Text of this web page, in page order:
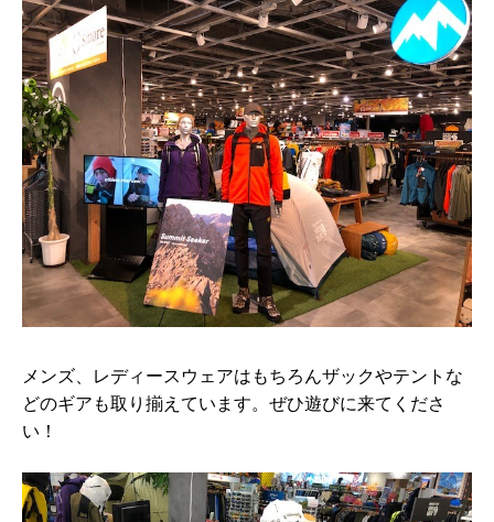
メンズ、レディースウェアはもちろんザックやテントな
どのギアも取り揃えています。ぜひ遊びに来てくださ
い！